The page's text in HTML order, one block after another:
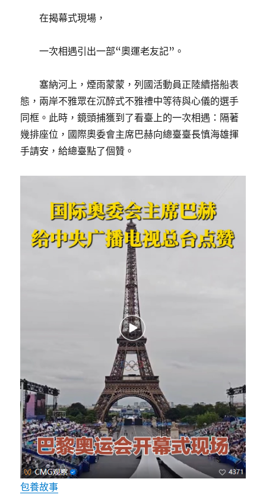
在揭幕式現場，
一次相遇引出一部“奧運老友記”。
塞納河上，煙雨蒙蒙，列國活動員正陸續搭船表
態，兩岸不雅眾在沉醉式不雅禮中等待與心儀的選手
同框。此時，鏡頭捕獲到了看臺上的一次相遇：隔著
幾排座位，國際奧委會主席巴赫向總臺臺長慎海雄揮
手請安，給總臺點了個贊。
包養故事